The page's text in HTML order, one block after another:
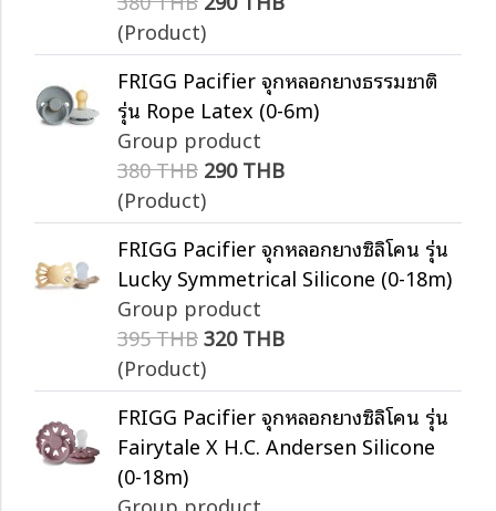
(Product)
FRIGG Pacifier จุกหลอกยางธรรมชาติ
รุ่น Rope Latex (0-6m)
Group product
380 THB 290 THB
(Product)
FRIGG Pacifier จุกหลอกยางซิลิโคน รุ่น
Lucky Symmetrical Silicone (0-18m)
Group product
395 THB320 THB
(Product)
FRIGG Pacifier จุกหลอกยางซิลิโคน รุ่น
Fairytale X H.C. Andersen Silicone
(0-18m)